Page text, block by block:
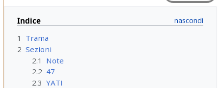
Indice
1
Trama
2 Sezioni
2.1
Note
2.2 47
2.3 YATI